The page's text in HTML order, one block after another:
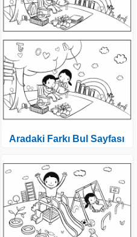
Aradaki Farkı Bul Sayfası